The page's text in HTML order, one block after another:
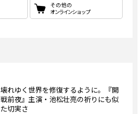
その他の
オンラインショップ
壊れゆく世界を修復するように。『開
戦前夜』主演・池松壮亮の祈りにも似
た切実さ